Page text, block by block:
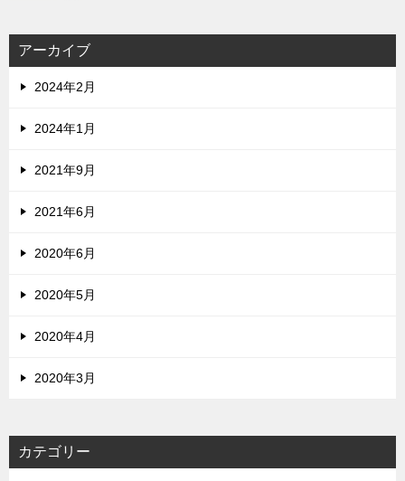
アーカイブ
2024年2月
2024年1月
2021年9月
2021年6月
2020年6月
2020年5月
2020年4月
2020年3月
カテゴリー